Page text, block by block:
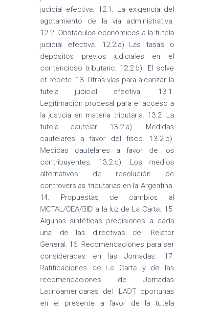
judicial efectiva. 12.1. La exigencia del
agotamiento de la vía administrativa.
12.2. Obstáculos económicos a la tutela
judicial efectiva. 12.2.a) Las tasas o
depósitos previos judiciales en el
contencioso tributario. 12.2.b). El solve
et repete. 13. Otras vías para alcanzar la
tutela judicial efectiva. 13.1.
Legitimación procesal para el acceso a
la justicia en materia tributaria. 13.2. La
tutela cautelar. 13.2.a). Medidas
cautelares a favor del fisco. 13.2.b).
Medidas cautelares a favor de los
contribuyentes. 13.2.c). Los medios
alternativos de resolución de
controversias tributarias en la Argentina.
14. Propuestas de cambios al
MCTAL/OEA/BID a la luz de La Carta. 15.
Algunas sintéticas precisiones a cada
una de las directivas del Relator
General. 16. Recomendaciones para ser
consideradas en las Jornadas. 17.
Ratificaciones de La Carta y de las
recomendaciones de Jornadas
Latinoamericanas del ILADT oportunas
en el presente a favor de la tutela